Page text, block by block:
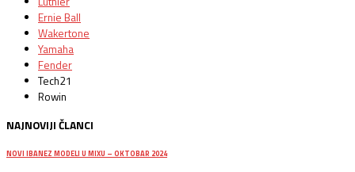
Ernie Ball
Wakertone
Yamaha
Fender
Tech21
Rowin
NAJNOVIJI ČLANCI
NOVI IBANEZ MODELI U MIXU – OKTOBAR 2024